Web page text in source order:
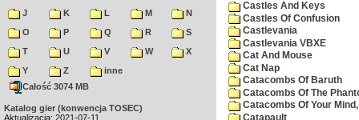
J
K L M
N
O
P Q R
S
T
U V W
X
Y
Z
inne
Całość 3074 MB
Katalog gier (konwencja TOSEC)
Aktualizacja: 2021-07-11
Castles And Keys
Castles Of Confusion
Castlevania
Castlevania VBXE
Cat And Mouse
Cat Nap
Catacombs Of Baruth
Catacombs Of The
Catacombs Of Your
Catapault